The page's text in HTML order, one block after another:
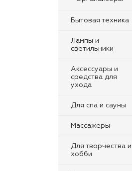
Бытовая техника
Лампы и
светильники
Аксессуары и
средства для
ухода
Для спа и сауны
Массажеры
Для творчества и
хобби